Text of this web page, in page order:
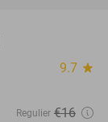
9.7 star
Regulier €16